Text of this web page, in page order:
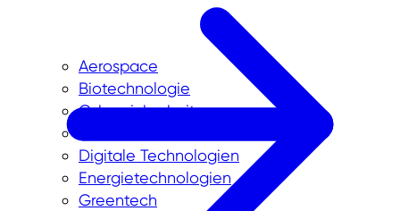
Aerospace
Biotechnologie
Cybersicherheit
Digitale Technologien
Energietechnologien
Greentech